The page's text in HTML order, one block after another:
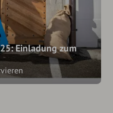
Einladung zum